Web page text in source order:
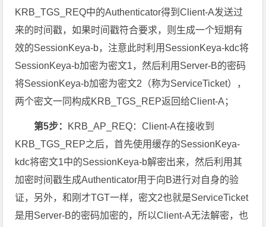
KRB_TGS_REQ中的Authenticator得到Client-A发送过
来的时间戳，如果时间戳符合要求，则生成一个短期有
效的SessionKeya-b，注意此时利用SessionKeya-kdc将
SessionKeya-b加密为密文1，然后利用Server-B的密码
将SessionKeya-b加密为密文2（称为ServiceTicket），
两个密文一同构成KRB_TGS_REP返回给Client-A；
第5步： KRB_AP_REQ：Client-A在接收到
KRB_TGS_REP之后，首先使用缓存的SessionKeya-
kdc将密文1中的SessionKeya-b解密出来，然后利用其
加密时间戳生成Authenticator用于向B进行对自身的验
证，另外，和刚才TGT一样，密文2也就是ServiceTicket
是用Server-B的密码加密的，所以Client-A无法解密，也